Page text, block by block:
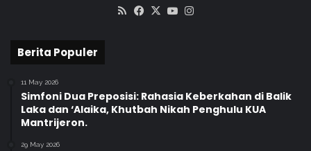
RSS Facebook
X YouTube
Berita Populer
11 May 2026
Simfoni Dua Preposisi: Rahasia Keberkahan di Balik
Laka dan ‘Alaika, Khutbah Nikah Penghulu KUA
Mantrijeron.
29 May 2026